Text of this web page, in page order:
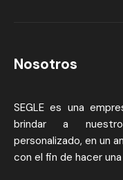
Nosotros
SEGLE es una
brindar a
personalizado, en un
con el fin de hacer